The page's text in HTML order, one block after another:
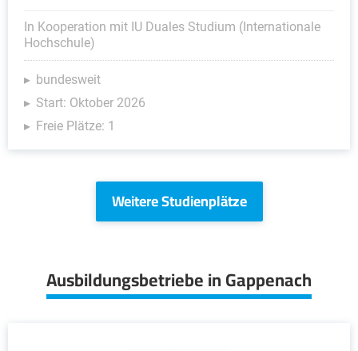
In Kooperation mit IU Duales Studium (Internationale
Hochschule)
bundesweit
Start: Oktober 2026
Freie Plätze: 1
Weitere Studienplätze
Ausbildungsbetriebe in Gappenach